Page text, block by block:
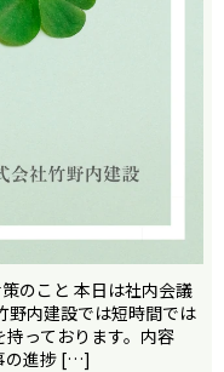
のこと 本日は社内会議
野内建設では短時間では
っております。内容
の進捗 […]